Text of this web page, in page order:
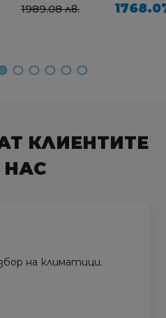
2079.05 лв.
КЛИЕНТИТЕ
НАС
на климатици.